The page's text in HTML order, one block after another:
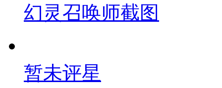
幻灵召唤师截图
暂未评星